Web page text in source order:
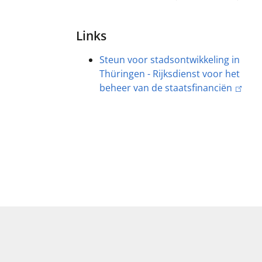
Links
Steun voor stadsontwikkeling in
Thüringen - Rijksdienst voor het
beheer van de staatsfinanciën